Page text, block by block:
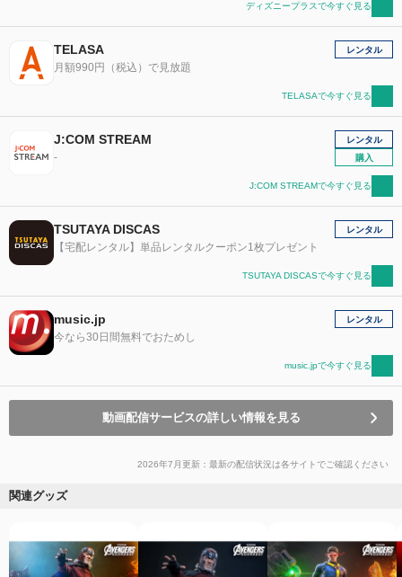
ディズニープラスで今すぐ見る
TELASA
月額990円（税込）で見放題
レンタル
TELASAで今すぐ見る
J:COM STREAM
-
レンタル
購入
J:COM STREAMで今すぐ見る
TSUTAYA DISCAS
【宅配レンタル】単品レンタルクーポン1枚プレゼント
レンタル
TSUTAYA DISCASで今すぐ見る
music.jp
今なら30日間無料でおためし
レンタル
music.jpで今すぐ見る
動画配信サービスの詳しい情報を見る
2026年7月更新：最新の配信状況は各サイトでご確認ください
関連グッズ